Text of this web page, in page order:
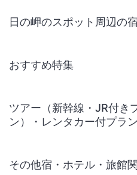
日の岬のスポット周辺の
おすすめ特集
ツアー（新幹線・JR付き
ン）・レンタカー付プラ
その他宿・ホテル・旅館